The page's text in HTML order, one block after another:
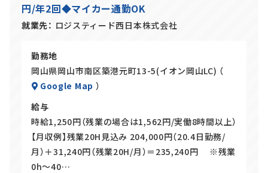
円/年2回◆マイカー通勤OK
就業先 ロジスティード西日本株式会社
勤務地
岡山県岡山市南区築港元町13-5(イオン岡山LC) （
Google Map ）
給与
時給1,250円（残業の場合は1,562円/実働8時間以上）
【月収例】残業20H見込み 204,000円（20.4日勤務/
月）＋31,240円（残業20H/月）＝235,240円 ※残業
0h～40…